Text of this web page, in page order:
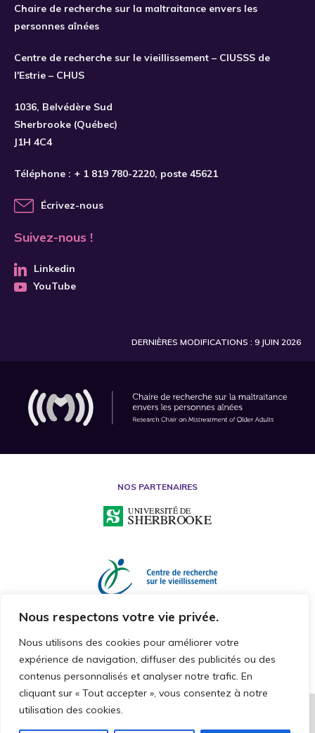
Nous respectons votre vie privée.
Nous utilisons des cookies pour améliorer votre
expérience de navigation, diffuser des publicités ou des
contenus personnalisés et analyser notre trafic. En
cliquant sur « Tout accepter », vous consentez à notre
utilisation des cookies.
Chaire de recherche sur la maltraitance envers les
personnes aînées
Centre de recherche sur le vieillissement – CIUSSS de
l'Estrie – CHUS
1036, Belvédère Sud
Sherbrooke (Québec)
J1H 4C4
Téléphone : + 1 819 780-2220, poste 45621
Écrivez-nous
Suivez-nous !
Linkedin
YouTube
DERNIÈRES MODIFICATIONS : 9 JUIN 2026
NOS PARTENAIRES
2026 © CHAIRE DE RECHERCHE SUR LA MALTRAITANCE ENVERS LES